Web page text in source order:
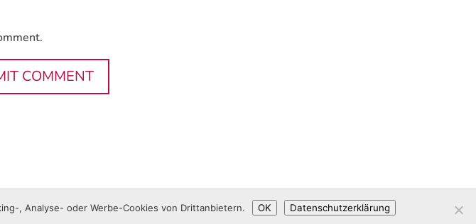
, Analyse- oder Werbe-Cookies von Drittanbietern. OK Datenschutzerklärung